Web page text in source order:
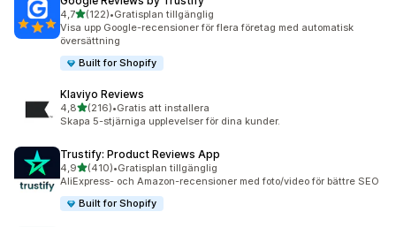
4,7av 5 stjärnor
(122)
122 recensioner totalt
•Gratisplan tillgänglig
Visa upp Google-recensioner för flera företag med automatisk
översättning
Built for Shopify
Klaviyo Reviews
4,8av 5 stjärnor
(216)
216 recensioner totalt
•Gratis att installera
Skapa 5-stjärniga upplevelser för dina kunder.
Trustify: Product Reviews App
4,9av 5 stjärnor
(410)
410 recensioner totalt
•Gratisplan tillgänglig
AliExpress- och Amazon-recensioner med foto/video för bättre SEO
Built for Shopify